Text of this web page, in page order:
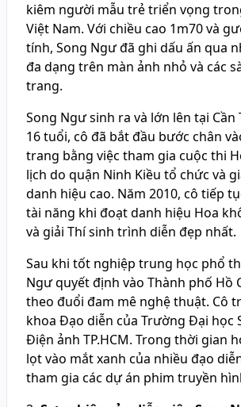
kiêm người mẫu trẻ triển vọng
Việt Nam. Với chiều cao 1m70 và
tính, Song Ngư đã ghi dấu ấn qua
đa dạng trên màn ảnh nhỏ và các
trang.
Song Ngư sinh ra và lớn lên tại Cần
16 tuổi, cô đã bắt đầu bước chân
trang bằng việc tham gia cuộc thi
lịch do quận Ninh Kiều tổ chức và
danh hiệu cao. Năm 2010, cô tiếp
tài năng khi đoạt danh hiệu Hoa
và giải Thí sinh trình diễn đẹp nhất.
Sau khi tốt nghiệp trung học phổ
Ngư quyết định vào Thành phố Hồ
theo đuổi đam mê nghệ thuật. Cô
khoa Đạo diễn của Trường Đại học
Điện ảnh TP.HCM. Trong thời gian
lọt vào mắt xanh của nhiều đạo
tham gia các dự án phim truyền